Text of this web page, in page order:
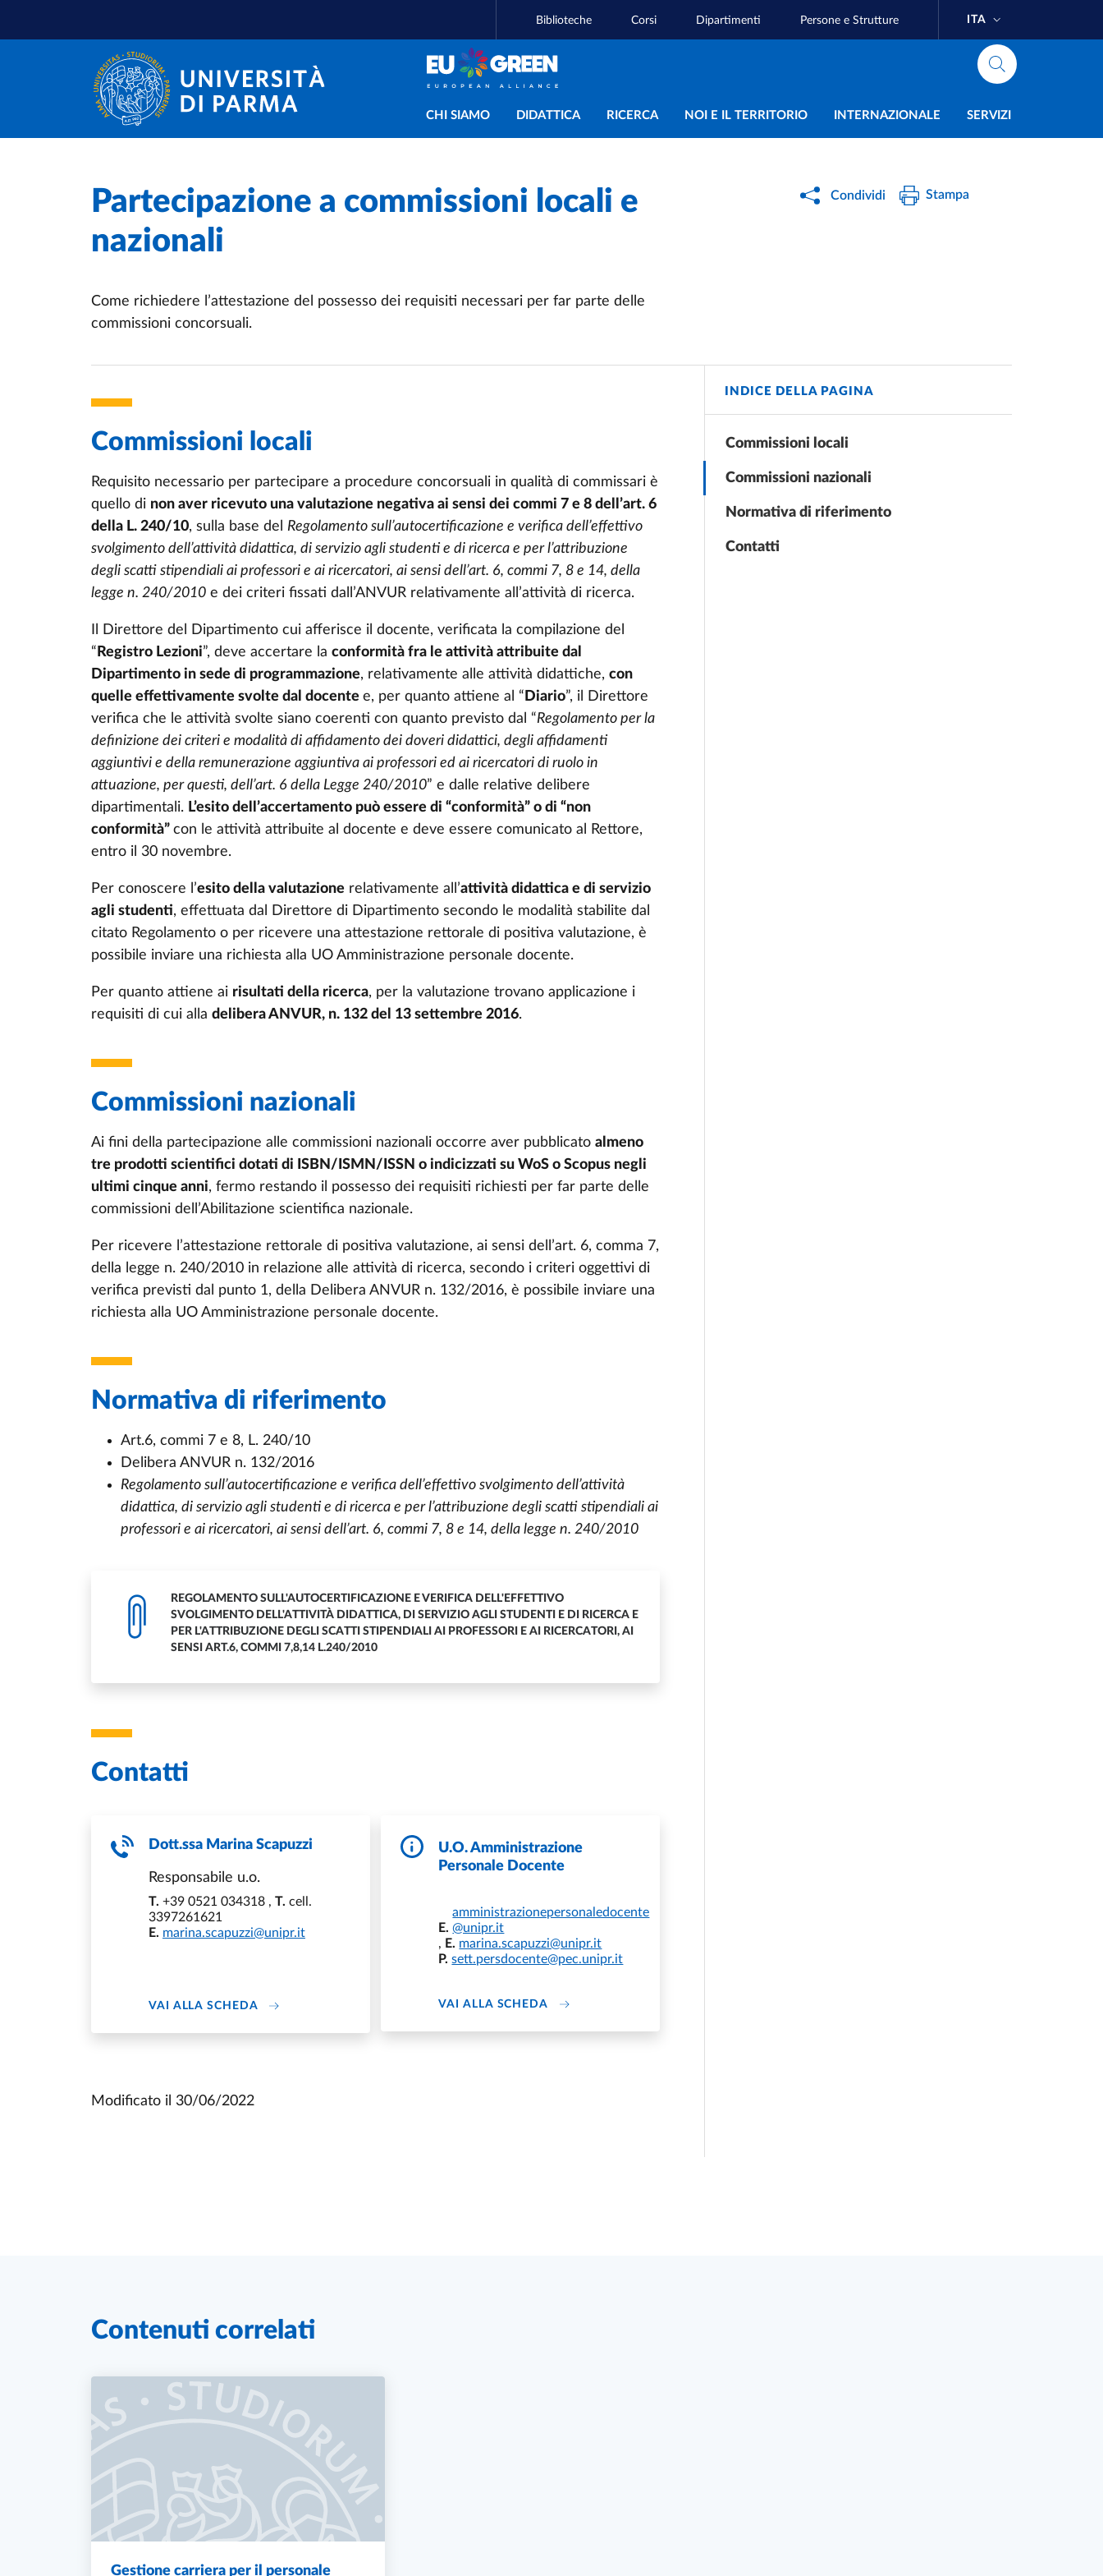
Biblioteche Corsi Dipartimenti Persone e Strutture ITA
Navigazione principale
CHI SIAMO DIDATTICA RICERCA NOI E IL TERRITORIO INTERNAZIONALE SERVIZI
Home
Partecipazione a commissioni locali e
nazionali
Come richiedere l’attestazione del possesso dei requisiti necessari per far parte delle
commissioni concorsuali.
Condividi Stampa
INDICE DELLA PAGINA
Commissioni locali
Commissioni nazionali
Normativa di riferimento
Contatti
Commissioni locali
Requisito necessario per partecipare a procedure concorsuali in qualità di commissari è
quello di non aver ricevuto una valutazione negativa ai sensi dei commi 7 e 8 dell’art. 6
della L. 240/10, sulla base del Regolamento sull’autocertificazione e verifica dell’effettivo
svolgimento dell’attività didattica, di servizio agli studenti e di ricerca e per l’attribuzione
degli scatti stipendiali ai professori e ai ricercatori, ai sensi dell’art. 6, commi 7, 8 e 14, della
legge n. 240/2010 e dei criteri fissati dall’ANVUR relativamente all’attività di ricerca.
Il Direttore del Dipartimento cui afferisce il docente, verificata la compilazione del
“ Registro Lezioni”, deve accertare la conformità fra le attività attribuite dal
Dipartimento in sede di programmazione, relativamente alle attività didattiche, con
quelle effettivamente svolte dal docente e, per quanto attiene al “ Diario”, il Direttore
verifica che le attività svolte siano coerenti con quanto previsto dal “Regolamento per la
definizione dei criteri e modalità di affidamento dei doveri didattici, degli affidamenti
aggiuntivi e della remunerazione aggiuntiva ai professori ed ai ricercatori di ruolo in
attuazione, per questi, dell’art. 6 della Legge 240/2010” e dalle relative delibere
dipartimentali. L’esito dell’accertamento può essere di “conformità” o di “non
conformità” con le attività attribuite al docente e deve essere comunicato al Rettore,
entro il 30 novembre.
Per conoscere l’esito della valutazione relativamente all’attività didattica e di servizio
agli studenti, effettuata dal Direttore di Dipartimento secondo le modalità stabilite dal
citato Regolamento o per ricevere una attestazione rettorale di positiva valutazione, è
possibile inviare una richiesta alla UO Amministrazione personale docente.
Per quanto attiene ai risultati della ricerca, per la valutazione trovano applicazione i
requisiti di cui alla delibera ANVUR, n. 132 del 13 settembre 2016.
Commissioni nazionali
Ai fini della partecipazione alle commissioni nazionali occorre aver pubblicato almeno
tre prodotti scientifici dotati di ISBN/ISMN/ISSN o indicizzati su WoS o Scopus negli
ultimi cinque anni, fermo restando il possesso dei requisiti richiesti per far parte delle
commissioni dell’Abilitazione scientifica nazionale.
Per ricevere l’attestazione rettorale di positiva valutazione, ai sensi dell’art. 6, comma 7,
della legge n. 240/2010 in relazione alle attività di ricerca, secondo i criteri oggettivi di
verifica previsti dal punto 1, della Delibera ANVUR n. 132/2016, è possibile inviare una
richiesta alla UO Amministrazione personale docente.
Normativa di riferimento
Art.6, commi 7 e 8, L. 240/10
Delibera ANVUR n. 132/2016
Regolamento sull’autocertificazione e verifica dell’effettivo svolgimento dell’attività
didattica, di servizio agli studenti e di ricerca e per l’attribuzione degli scatti stipendiali ai
professori e ai ricercatori, ai sensi dell’art. 6, commi 7, 8 e 14, della legge n. 240/2010
REGOLAMENTO SULL'AUTOCERTIFICAZIONE E VERIFICA DELL'EFFETTIVO
SVOLGIMENTO DELL'ATTIVITÀ DIDATTICA, DI SERVIZIO AGLI STUDENTI E DI RICERCA E
PER L'ATTRIBUZIONE DEGLI SCATTI STIPENDIALI AI PROFESSORI E AI RICERCATORI, AI
SENSI ART.6, COMMI 7,8,14 L.240/2010
Contatti
Dott.ssa Marina Scapuzzi
Responsabile u.o.
T. +39 0521 034318 , T. cell.
3397261621
E. marina.scapuzzi@unipr.it
VAI ALLA SCHEDA ABOUT MARINA SCAPUZZI
U.O. Amministrazione
Personale Docente
E.
amministrazionepersonaledocente
@unipr.it
, E. marina.scapuzzi@unipr.it
P. sett.persdocente@pec.unipr.it
VAI ALLA SCHEDA DI U.O. AMMINISTRAZIONE PERSONALE DOCENTE
Modificato il 30/06/2022
Contenuti correlati
Gestione carriera per il personale